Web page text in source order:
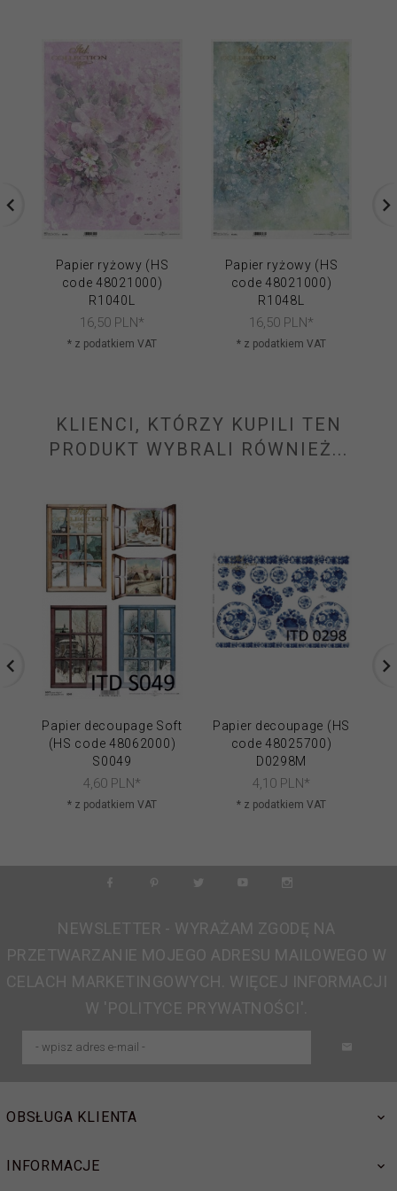
Papier ryżowy (HS
code 48021000)
R1040L
16,50 PLN*
* z podatkiem VAT
Papier ryżowy (HS
code 48021000)
R1048L
16,50 PLN*
* z podatkiem VAT
KLIENCI, KTÓRZY KUPILI TEN
PRODUKT WYBRALI RÓWNIEŻ...
Papier decoupage Soft
(HS code 48062000)
S0049
4,60 PLN*
* z podatkiem VAT
Papier decoupage (HS
code 48025700)
D0298M
4,10 PLN*
* z podatkiem VAT
NEWSLETTER - WYRAŻAM ZGODĘ NA
PRZETWARZANIE MOJEGO ADRESU MAILOWEGO W
CELACH MARKETINGOWYCH. WIĘCEJ INFORMACJI
W 'POLITYCE PRYWATNOŚCI'.
OBSŁUGA KLIENTA
INFORMACJE